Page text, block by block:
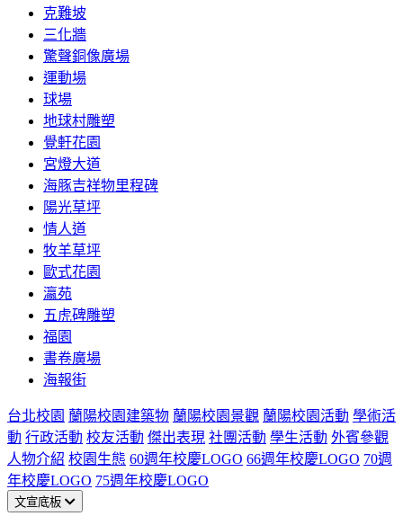
克難坡
三化牆
驚聲銅像廣場
運動場
球場
地球村雕塑
覺軒花園
宮燈大道
海豚吉祥物里程碑
陽光草坪
情人道
牧羊草坪
歐式花園
瀛苑
五虎碑雕塑
福園
書卷廣場
海報街
台北校園 蘭陽校園建築物 蘭陽校園景觀 蘭陽校園活動 學術活
動 行政活動 校友活動 傑出表現 社團活動 學生活動 外賓參觀
人物介紹 校園生態 60週年校慶LOGO 66週年校慶LOGO 70週
年校慶LOGO 75週年校慶LOGO
文宣底板